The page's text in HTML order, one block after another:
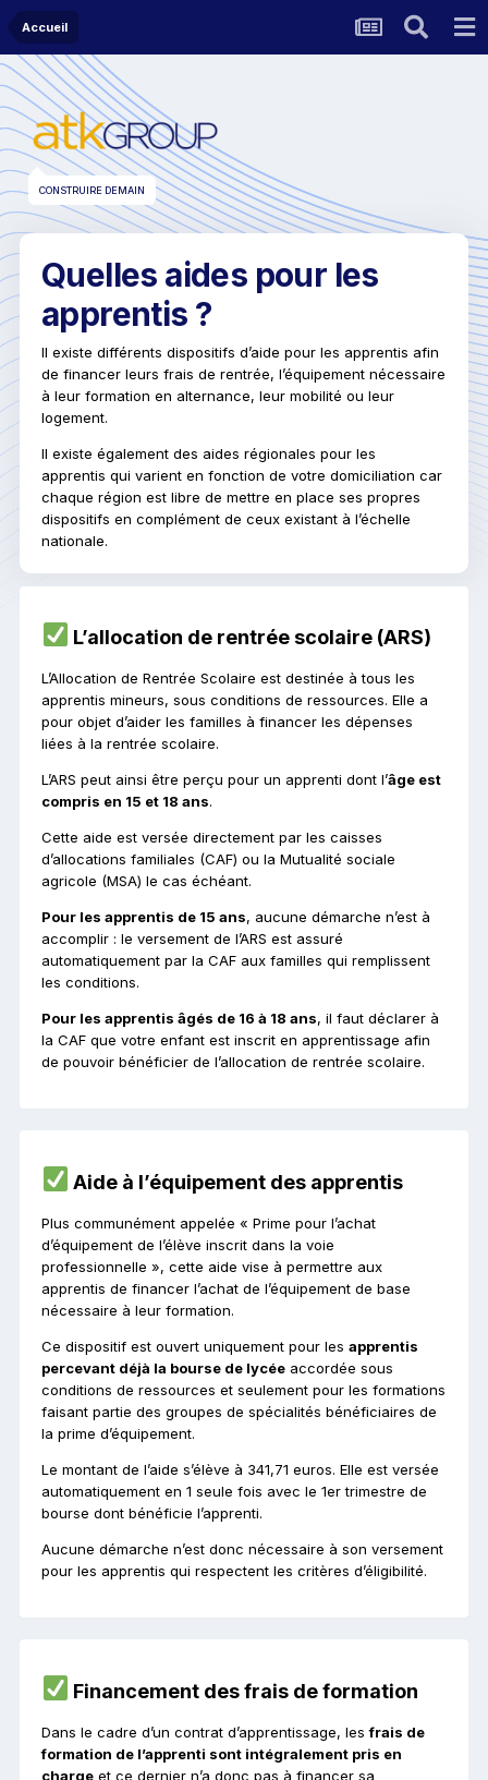
Accueil
CONSTRUIRE DEMAIN
Quelles aides pour les
apprentis ?
Il existe différents dispositifs d’aide pour les apprentis afin
de financer leurs frais de rentrée, l’équipement nécessaire
à leur formation en alternance, leur mobilité ou leur
logement.
Il existe également des aides régionales pour les
apprentis qui varient en fonction de votre domiciliation car
chaque région est libre de mettre en place ses propres
dispositifs en complément de ceux existant à l’échelle
nationale.
L’allocation de rentrée scolaire (ARS)
L’Allocation de Rentrée Scolaire est destinée à tous les
apprentis mineurs, sous conditions de ressources. Elle a
pour objet d’aider les familles à financer les dépenses
liées à la rentrée scolaire.
L’ARS peut ainsi être perçu pour un apprenti dont l’âge est
compris en 15 et 18 ans.
Cette aide est versée directement par les caisses
d’allocations familiales (CAF) ou la Mutualité sociale
agricole (MSA) le cas échéant.
Pour les apprentis de 15 ans, aucune démarche n’est à
accomplir : le versement de l’ARS est assuré
automatiquement par la CAF aux familles qui remplissent
les conditions.
Pour les apprentis âgés de 16 à 18 ans, il faut déclarer à
la CAF que votre enfant est inscrit en apprentissage afin
de pouvoir bénéficier de l’allocation de rentrée scolaire.
Aide à l’équipement des apprentis
Plus communément appelée « Prime pour l’achat
d’équipement de l’élève inscrit dans la voie
professionnelle », cette aide vise à permettre aux
apprentis de financer l’achat de l’équipement de base
nécessaire à leur formation.
Ce dispositif est ouvert uniquement pour les apprentis
percevant déjà la bourse de lycée accordée sous
conditions de ressources et seulement pour les formations
faisant partie des groupes de spécialités bénéficiaires de
la prime d’équipement.
Le montant de l’aide s’élève à 341,71 euros. Elle est versée
automatiquement en 1 seule fois avec le 1er trimestre de
bourse dont bénéficie l’apprenti.
Aucune démarche n’est donc nécessaire à son versement
pour les apprentis qui respectent les critères d’éligibilité.
Financement des frais de formation
Dans le cadre d’un contrat d’apprentissage, lesfrais de
formation de l’apprenti sont intégralement pris en
charge et ce dernier n’a donc pas à financer sa